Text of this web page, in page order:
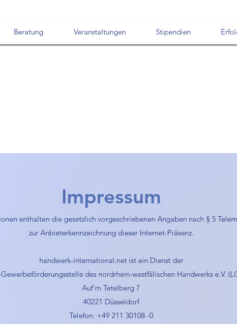
Beratung Veranstaltungen Stipendien
Impressum
enthalten die gesetzlich vorgeschriebenen Angaben nach § 5
zur Anbieterkennzeichnung dieser Internet-Präsenz.
handwerk-international.net ist ein Dienst der
des nordrhein-westfälischen Handwerks e.V.
Auf´m Tetelberg 7
40221 Düsseldorf
Telefon: +49 211 30108 -0